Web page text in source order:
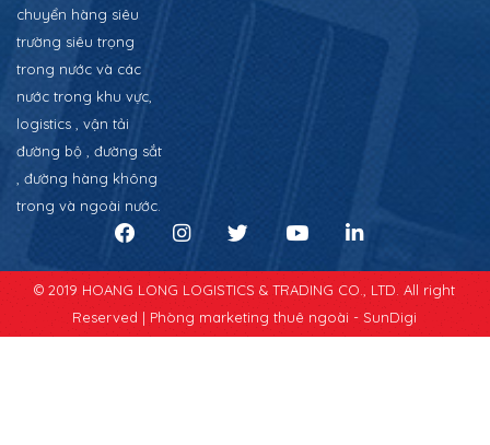
chuyển hàng siêu
trường siêu trọng
trong nước và các
nước trong khu vực,
logistics , vận tải
đường bộ , đường sắt
, đường hàng không
trong và ngoài nước.
© 2019 HOANG LONG LOGISTICS & TRADING CO., LTD. All right
Reserved | Phòng marketing thuê ngoài - SunDigi